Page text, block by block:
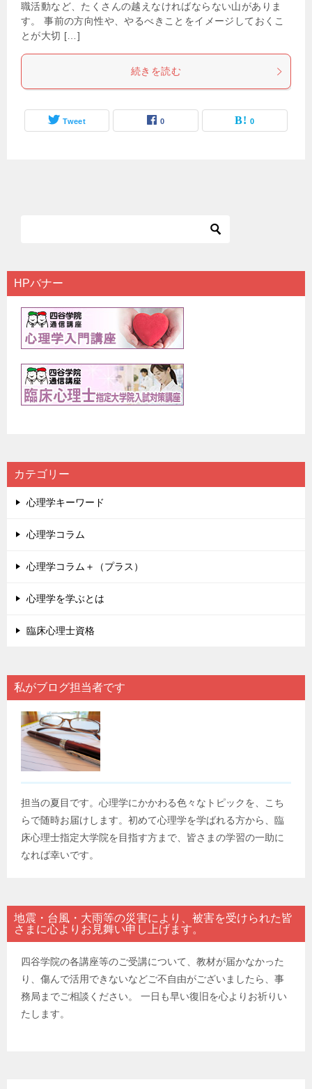
職活動など、たくさんの越えなければならない山がありま
す。 事前の方向性や、やるべきことをイメージしておくこ
とが大切 […]
続きを読む
Tweet 0 0
HPバナー
カテゴリー
心理学キーワード
心理学コラム
心理学コラム＋（プラス）
心理学を学ぶとは
臨床心理士資格
私がブログ担当者です
担当の夏目です。心理学にかかわる色々なトピックを、こち
らで随時お届けします。初めて心理学を学ばれる方から、臨
床心理士指定大学院を目指す方まで、皆さまの学習の一助に
なれば幸いです。
地震・台風・大雨等の災害により、被害を受けられた皆
さまに心よりお見舞い申し上げます。
四谷学院の各講座等のご受講について、教材が届かなかった
り、傷んで活用できないなどご不自由がございましたら、事
務局までご相談ください。 一日も早い復旧を心よりお祈りい
たします。